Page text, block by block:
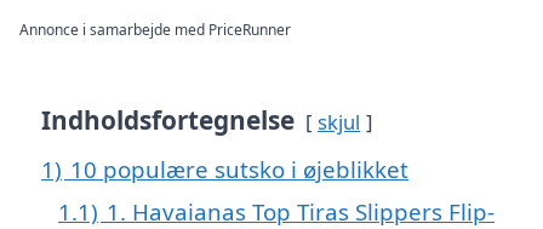
Annonce i samarbejde med PriceRunner
Indholdsfortegnelse skjul
1) 10 populære sutsko i øjeblikket
1.1) 1. Havaianas Top Tiras Slippers Flip-